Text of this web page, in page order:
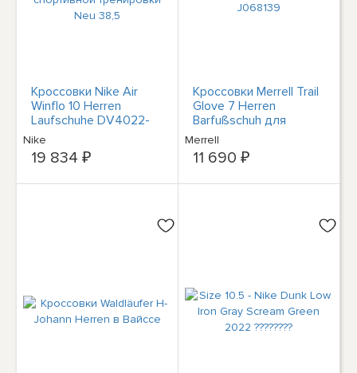
Кроссовки Nike Air
Winflo 10 Herren
Laufschuhe DV4022-
101 Weiß для
спортивной
тренировки Neu 38,5
Nike
19 834 ₽
Кроссовки Merrell Trail
Glove 7 Herren
Barfußschuh для
трейлраннинга
J068139
Merrell
11 690 ₽